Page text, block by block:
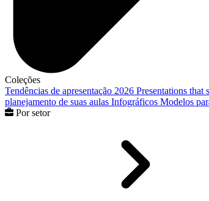
Coleções
Tendências de apresentação 2026 Presentations that
planejamento de suas aulas Infográficos Modelos
Por setor